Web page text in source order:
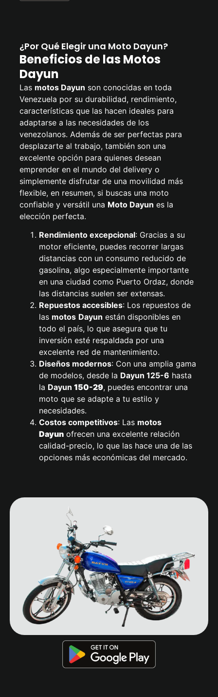
¿Por Qué Elegir una Moto Dayun?
Beneficios de las Motos
Dayun
Las motos Dayun son conocidas en toda
Venezuela por su durabilidad, rendimiento,
características que las hacen ideales para
adaptarse a las necesidades de los
venezolanos. Además de ser perfectas para
desplazarte al trabajo, también son una
excelente opción para quienes desean
emprender en el mundo del delivery o
simplemente disfrutar de una movilidad más
flexible, en resumen, si buscas una moto
confiable y versátil una Moto Dayun es la
elección perfecta.
Rendimiento excepcional: Gracias a su
motor eficiente, puedes recorrer largas
distancias con un consumo reducido de
gasolina, algo especialmente importante
en una ciudad como Puerto Ordaz, donde
las distancias suelen ser extensas.
Repuestos accesibles: Los repuestos de
las motos Dayun están disponibles en
todo el país, lo que asegura que tu
inversión esté respaldada por una
excelente red de mantenimiento.
Diseños modernos: Con una amplia gama
de modelos, desde la Dayun 125-6 hasta
la Dayun 150-29, puedes encontrar una
moto que se adapte a tu estilo y
necesidades.
Costos competitivos: Las motos
Dayun ofrecen una excelente relación
calidad-precio, lo que las hace una de las
opciones más económicas del mercado.